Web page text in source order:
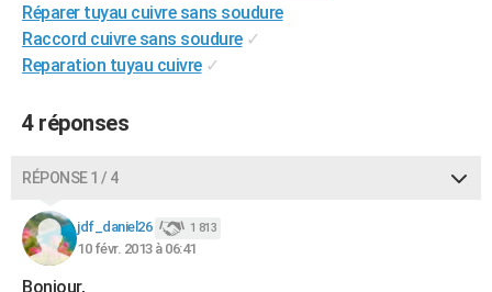
BONS PLANS
CARTE DE VOEUX
Carte de Noël
Carte Bonne année
Carte Saint-Valentin
Carte Pâques
Carte d'anniversaire
DICTIONNAIRE
S'inscrire
Se connecter
Lycées
Collèges
Primaires
Universités
Entreprises
Service militaire
Avis de recherche
AVIS DE DÉCÈS
Réparer tuyau cuivre sans soudure
Raccord cuivre sans soudure ✓
Reparation tuyau cuivre ✓
4 réponses
RÉPONSE 1 / 4
jdf_daniel26 1 813
10 févr. 2013 à 06:41
Bonjour,